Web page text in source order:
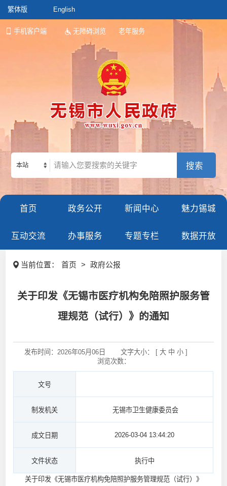
繁体版 English
手机客户端 无障碍浏览 老年服务
本站
首页 政务公开 新闻中心 魅力锡城
互动交流 办事服务 专题专栏 数据开放
当前位置： 首页 > 政府公报
关于印发《无锡市医疗机构免陪照护服务管
理规范（试行）》的通知
发布时间： 2026年05月06日 文字大小： [ 大 中 小 ]
浏览次数：
文号
制发机关 无锡市卫生健康委员会
成文日期 2026-03-04 13:44:20
文件状态 执行中
关于印发《无锡市医疗机构免陪照护服务管理规范（试行）》